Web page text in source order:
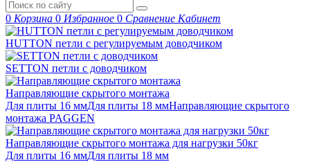
0 Корзина 0 Избранное 0 Сравнение Кабинет
HUTTON петли с регулируемым доводчиком
SETTON петли с доводчиком
Направляющие скрытого монтажа
Для плиты 16 ммДля плиты 18 ммНаправляющие скрытого
монтажа PAGGEN
Направляющие скрытого монтажа для нагрузки 50кг
Для плиты 16 ммДля плиты 18 мм